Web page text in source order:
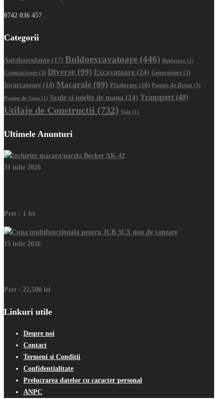
0742 036 457
Categorii
Autobasculante (17) Buldoexcavatoare (446) Buldozere (2)
Compactoare (3) Diverse (99) Excavatoare (24) Generatoare (3)
Incarcatoare (14) Macarale (89) Platforme (10) Pompe de Beton (3)
Pompe de Sapa (1) Scule si unelte de mana (24) Transport (48)
Utilaje de Constructii (732) Vole (1)
Ultimele Anunturi
31 iulie 2026
Pret : 1 lei
15 iulie 2026
Pret : 22,500 lei
Linkuri utile
Despre noi
Contact
Termeni si Conditii
Confidentialitate
Prelucrarea datelor cu caracter personal
ANPC